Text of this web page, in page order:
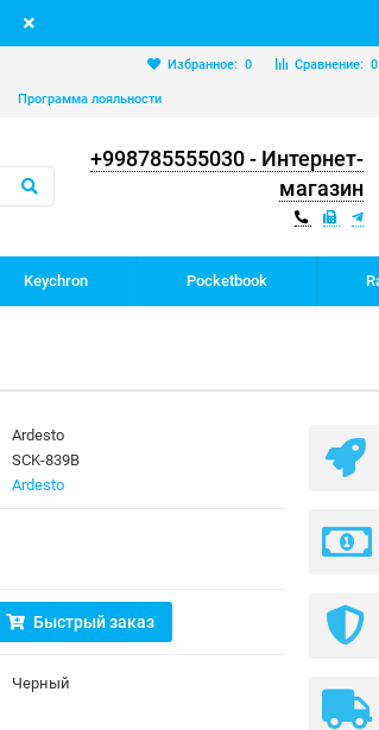
Сравнение: 0
Избранное: 0
Программа лояльности
+998785555030 - Интернет-
магазин
Keychron Pocketbook
Ardesto
SCK-839B
Ardesto
Быстрый заказ
Черный